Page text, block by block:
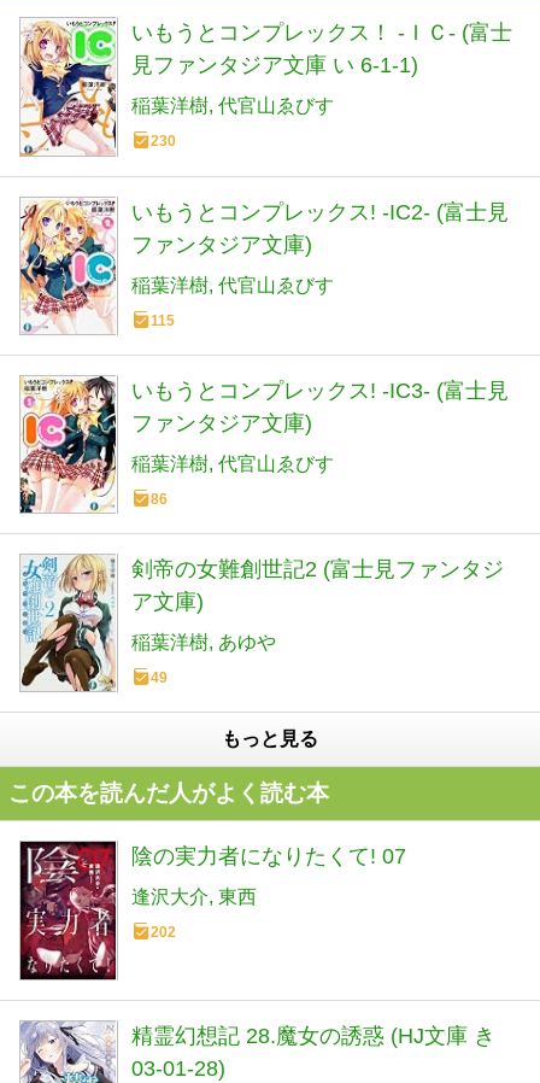
いもうとコンプレックス！ ‐ＩＣ‐ (富士
見ファンタジア文庫 い 6-1-1)
稲葉洋樹 代官山ゑびす
230
いもうとコンプレックス! ‐IC2‐ (富士見
ファンタジア文庫)
稲葉洋樹 代官山ゑびす
115
いもうとコンプレックス! ‐IC3‐ (富士見
ファンタジア文庫)
稲葉洋樹 代官山ゑびす
86
剣帝の女難創世記2 (富士見ファンタジ
ア文庫)
稲葉洋樹 あゆや
49
もっと見る
この本を読んだ人がよく読む本
陰の実力者になりたくて! 07
逢沢大介 東西
202
精霊幻想記 28.魔女の誘惑 (HJ文庫 き
03-01-28)